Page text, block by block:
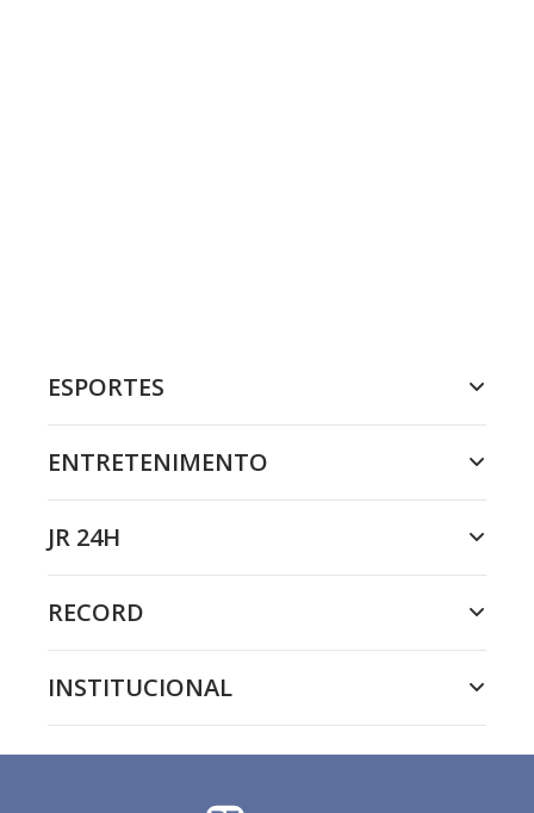
ESPORTES
ENTRETENIMENTO
JR 24H
RECORD
INSTITUCIONAL